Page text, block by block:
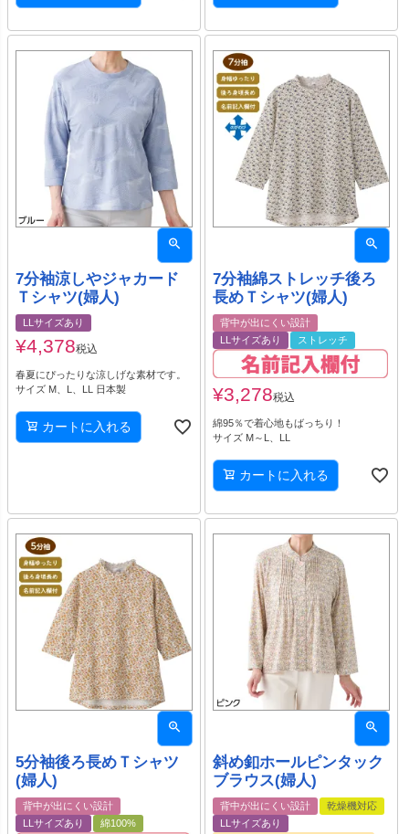
7分袖涼しやジャカード
Ｔシャツ(婦人)
LLサイズあり
¥4,378税込
春夏にぴったりな涼しげな素材です。
サイズ M、L、LL 日本製
カートに入れる
7分袖綿ストレッチ後ろ
長めＴシャツ(婦人)
背中が出にくい設計
LLサイズあり
ストレッチ
¥3,278税込
綿95％で着心地もばっちり！
サイズ M～L、LL
カートに入れる
5分袖後ろ長めＴシャツ
(婦人)
背中が出にくい設計
LLサイズあり
綿100%
斜め釦ホールピンタック
ブラウス(婦人)
背中が出にくい設計
乾燥機対応
LLサイズあり